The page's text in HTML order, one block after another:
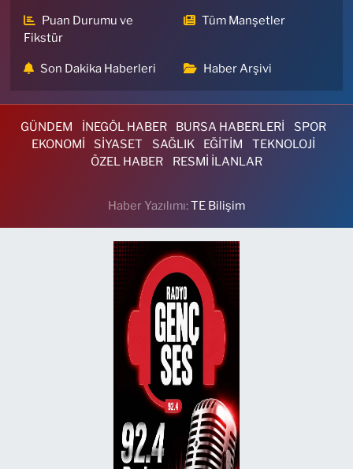
Puan Durumu ve
Fikstür
Tüm Manşetler
Son Dakika Haberleri Haber Arşivi
GÜNDEM İNEGÖL HABER BURSA HABERLERİ
SPOR
EKONOMİ
SİYASET SAĞLIK EĞİTİM
TEKNOLOJİ
ÖZEL HABER
RESMİ İLANLAR
Haber Yazılımı:TE Bilişim